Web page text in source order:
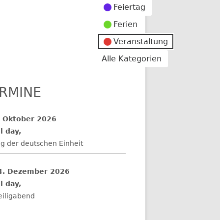
Feiertag
Ferien
Veranstaltung
Alle Kategorien
Oktober 2026
day,
der deutschen Einheit
Dezember 2026
day,